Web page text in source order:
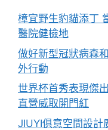
樟宜野生豹貓添丁
醫院健檢地
做好新型冠狀病森
外行動
世界杯首秀表現傑
直營威取開門紅
JIUYI俱意空間設計